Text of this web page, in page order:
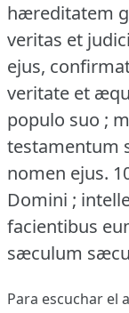
hæreditatem
veritas et
ejus,
veritate et
populo suo ;
testamentum
nomen ejus.
Domini ;
facientibus
sæculum
Para escuchar el